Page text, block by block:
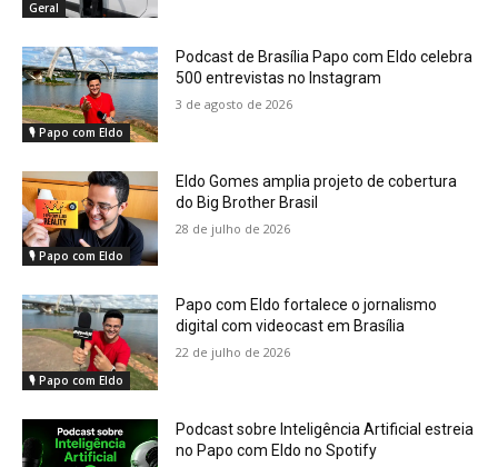
Geral
🎙️ Papo com Eldo
Podcast de Brasília Papo com Eldo celebra
500 entrevistas no Instagram
3 de agosto de 2026
🎙️ Papo com Eldo
Eldo Gomes amplia projeto de cobertura
do Big Brother Brasil
28 de julho de 2026
🎙️ Papo com Eldo
Papo com Eldo fortalece o jornalismo
digital com videocast em Brasília
22 de julho de 2026
Podcast sobre Inteligência Artificial estreia
no Papo com Eldo no Spotify